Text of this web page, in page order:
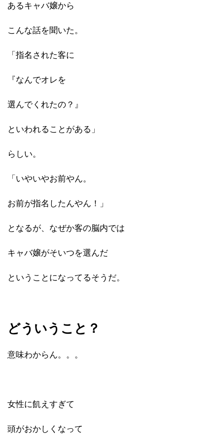
あるキャバ嬢から
こんな話を聞いた。
「指名された客に
『なんでオレを
選んでくれたの？』
といわれることがある」
らしい。
「いやいやお前やん。
お前が指名したんやん！」
となるが、なぜか客の脳内では
キャバ嬢がそいつを選んだ
ということになってるそうだ。
どういうこと？
意味わからん。。。
女性に飢えすぎて
頭がおかしくなって